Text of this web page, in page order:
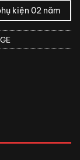
kiện 02 năm